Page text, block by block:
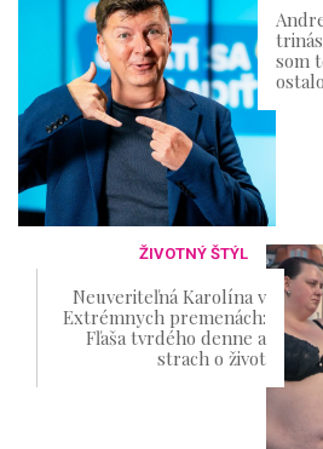
som
ŽIVOTNÝ ŠTÝL
Neuveriteľná Karolína v
Extrémnych premenách:
Fľaša tvrdého denne a
strach o život